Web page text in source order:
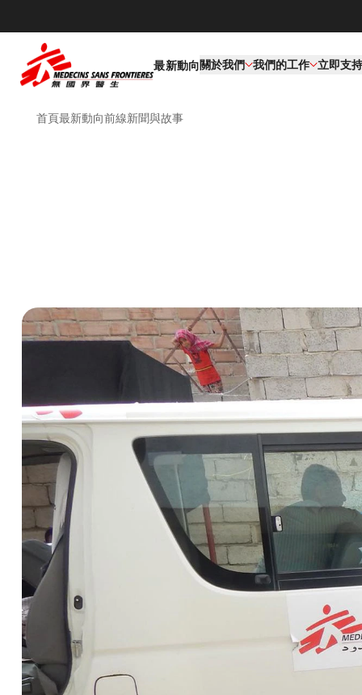
最新動向關於我們 我們的工作​ 立即支
首頁最新動向前線新聞與故事